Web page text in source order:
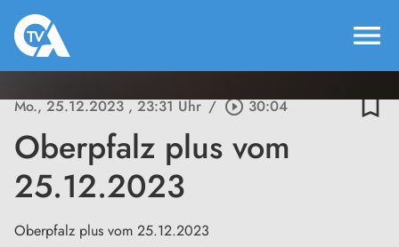
menu
Mo., 25.12.2023, 23:31 Uhr / play_circle_outline30:04 bookmark_border
Oberpfalz plus vom
25.12.2023
Oberpfalz plus vom 25.12.2023